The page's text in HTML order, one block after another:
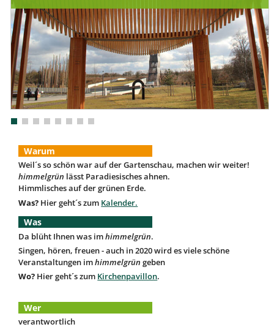
Warum
Weil´s so schön war auf der Gartenschau, machen wir weiter!
himmelgrün lässt Paradiesisches ahnen.
Himmlisches auf der grünen Erde.
Was? Hier geht´s zum Kalender.
Was
Da blüht Ihnen was imhimmelgrün.
Singen, hören, freuen - auch in 2020 wird es viele schöne
Veranstaltungen imhimmelgrün geben
Wo? Hier geht´s zum Kirchenpavillon.
Wer
verantwortlich